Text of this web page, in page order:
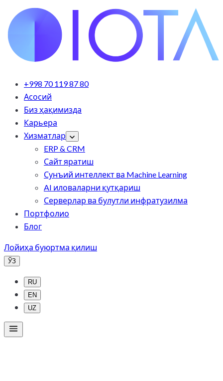
+998 70 119 87 80
Асосий
Биз ҳақимизда
Карьера
Хизматлар
ERP & CRM
Сайт яратиш
Сунъий интеллект ва Machine Learning
AI иловаларни қутқариш
Серверлар ва булутли инфратузилма
Портфолио
Блог
Лойиҳа буюртма қилиш
ЎЗ
RU
EN
UZ